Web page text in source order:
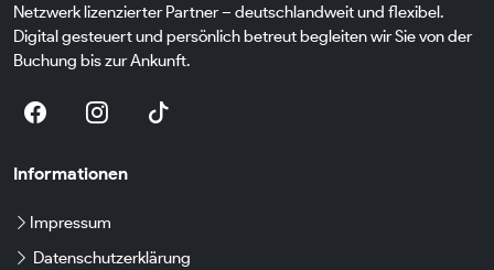
Netzwerk lizenzierter Partner – deutschlandweit und flexibel.
Digital gesteuert und persönlich betreut begleiten wir Sie von der
Buchung bis zur Ankunft.
Informationen
Impressum
Datenschutzerklärung